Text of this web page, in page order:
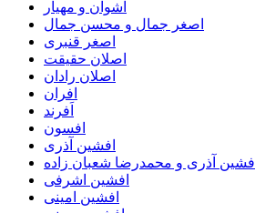
اشوان و مهیار
اصغر جمال و محسن جمال
اصغر قنبری
اصلان حقیقت
اصلان رادان
افران
اَفرند
افسون
افشین آذری
افشین آذری و محمدرضا شعبان زاده
افشین اشرفی
افشین امینی